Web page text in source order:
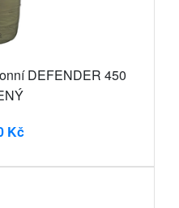
DEFENDER 450
Kč